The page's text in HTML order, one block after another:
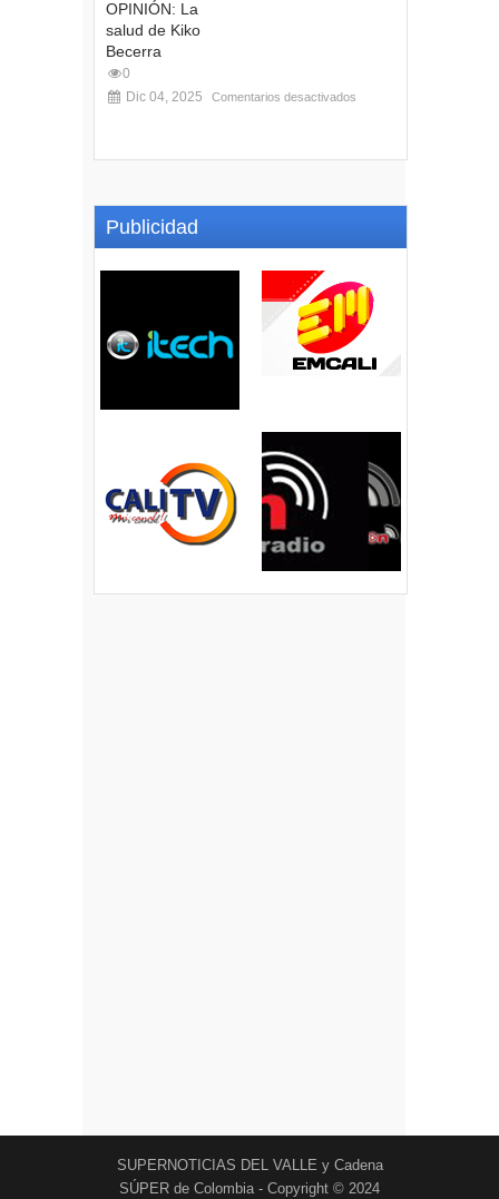
OPINIÓN: La
salud de Kiko
Becerra
0
Dic 04, 2025
Comentarios desactivados
Publicidad
SUPERNOTICIAS DEL VALLE y Cadena
SÚPER de Colombia - Copyright © 2024